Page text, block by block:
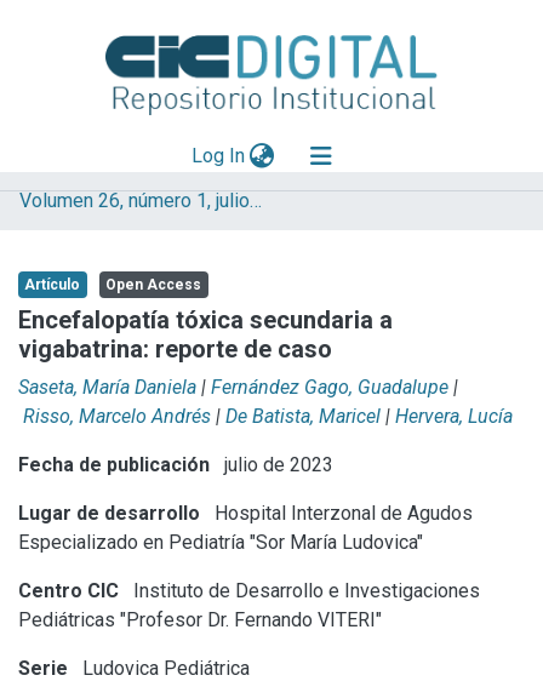
Log In(current)
Explorar
Aportar material
Statistics
Volumen 26, número 1, julio 2023
Artículo Open Access
Encefalopatía tóxica secundaria a
vigabatrina: reporte de caso
Saseta, María Daniela | Fernández Gago, Guadalupe |
Risso, Marcelo Andrés | De Batista, Maricel | Hervera, Lucía
Fecha de publicación julio de 2023
Lugar de desarrollo
Hospital Interzonal de Agudos
Especializado en Pediatría "Sor María Ludovica"
Centro CIC
Instituto de Desarrollo e Investigaciones
Pediátricas "Profesor Dr. Fernando VITERI"
Serie Ludovica Pediátrica